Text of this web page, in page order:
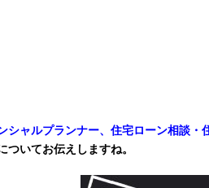
シャルプランナー、住宅ローン相談・
ついてお伝えしますね。